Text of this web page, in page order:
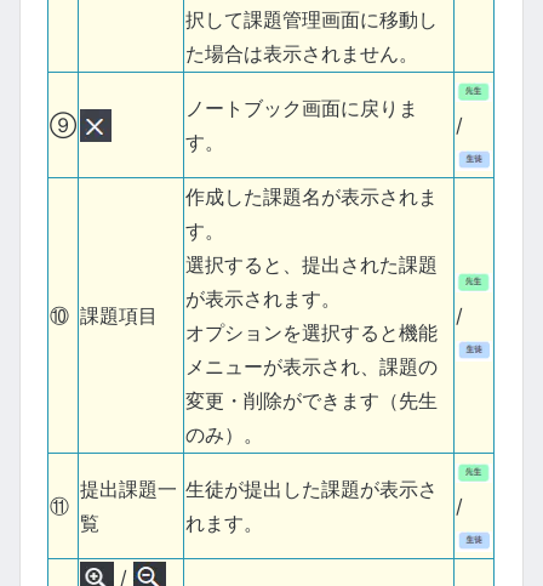
択して課題管理画面に移動し
た場合は表示されません。
⑨
ノートブック画面に戻りま
す。
/
⑩ 課題項目
作成した課題名が表示されま
す。
選択すると、提出された課題
が表示されます。
オプションを選択すると機能
メニューが表示され、課題の
変更・削除ができます（先生
のみ）。
/
⑪
提出課題一
覧
生徒が提出した課題が表示さ
れます。
/
/